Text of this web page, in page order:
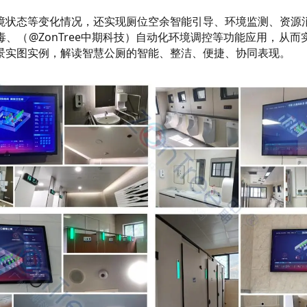
态等变化情况，还实现厕位空余智能引导、环境监测、资
（@ZonTree中期科技）自动化环境调控等功能应用，从
图实例，解读智慧公厕的智能、整洁、便捷、协同表现。